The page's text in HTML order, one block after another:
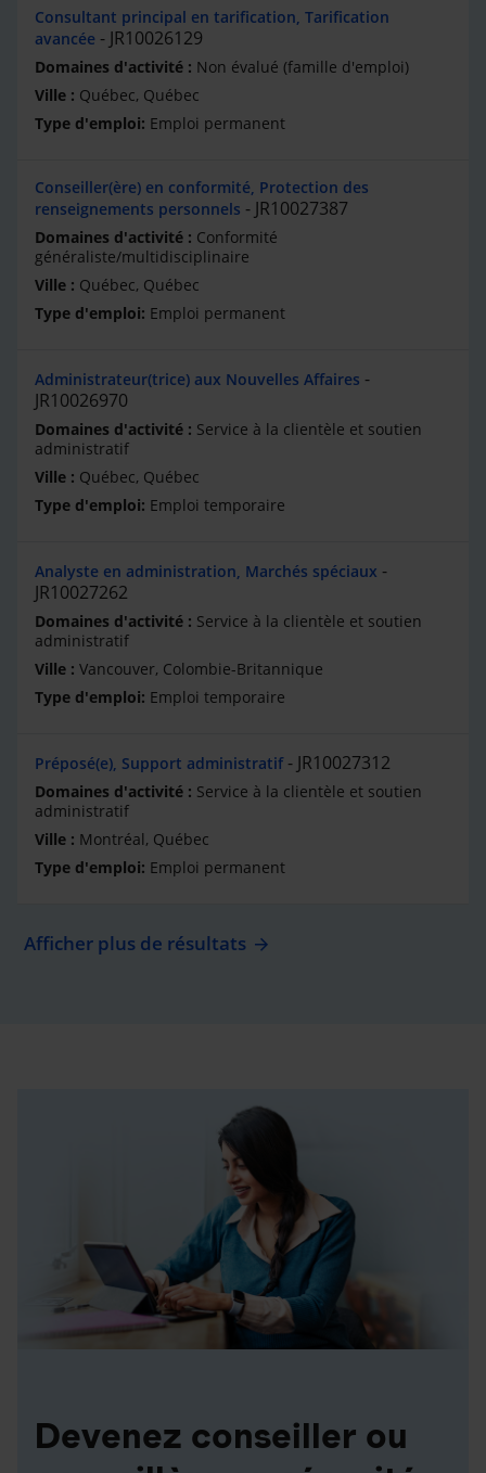
Consultant principal en tarification, Tarification
avancée
JR10026129
Non évalué (famille d'emploi)
Québec, Québec
Emploi permanent
Conseiller(ère) en conformité, Protection des
renseignements personnels
JR10027387
Conformité
généraliste/multidisciplinaire
Québec, Québec
Emploi permanent
Administrateur(trice) aux Nouvelles Affaires
JR10026970
Service à la clientèle et soutien
administratif
Québec, Québec
Emploi temporaire
Analyste en administration, Marchés spéciaux
JR10027262
Service à la clientèle et soutien
administratif
Vancouver, Colombie-Britannique
Emploi temporaire
Préposé(e), Support administratif JR10027312
Service à la clientèle et soutien
administratif
Montréal, Québec
Emploi permanent
Afficher plus de résultats
Devenez conseiller ou